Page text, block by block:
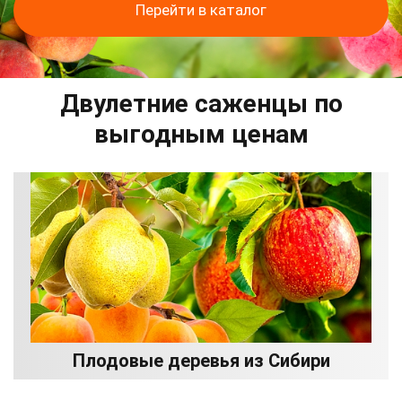
Перейти в каталог
Двулетние саженцы по
выгодным ценам
Плодовые деревья из Сибири